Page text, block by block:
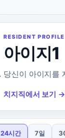
RESIDENT PROFILE
아이지1
당신이 아이지를
치지직에서 보기 →
24시간 7일